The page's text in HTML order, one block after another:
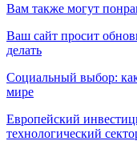
Вам также могут
Ваш сайт просит
делать
Социальный выбор:
мире
Европейский
технологический